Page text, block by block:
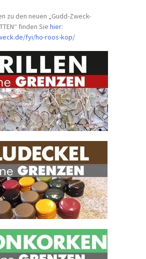
zu den neuen „Gudd-Zweck-
finden Siehier:
fyi/ho-roos-kop/